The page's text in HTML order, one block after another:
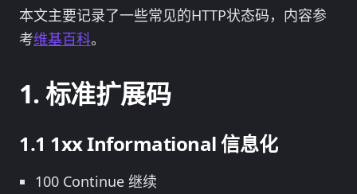
本文主要记录了一些常见的HTTP状态码，内容参
考维基百科。
标准扩展码
1xx Informational 信息化
100 Continue 继续